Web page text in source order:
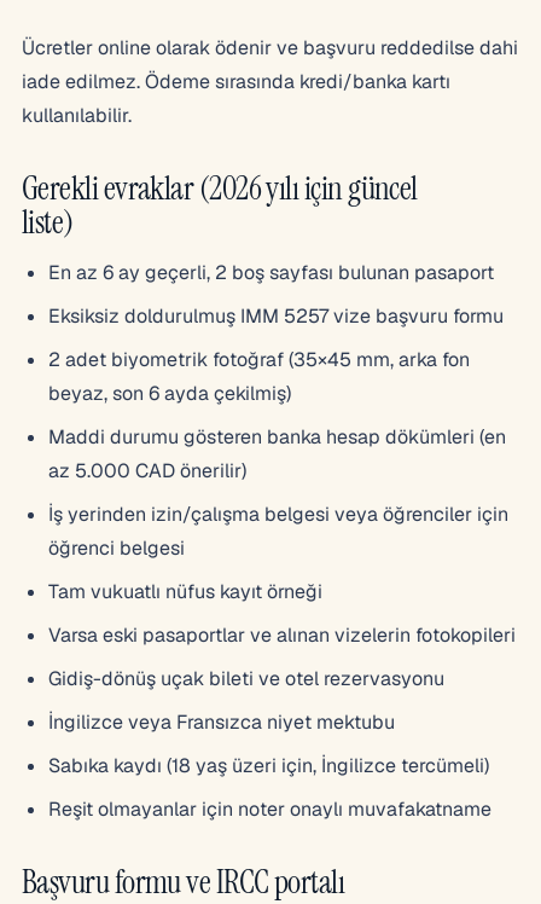
Ücretler online olarak ödenir ve başvuru reddedilse dahi
iade edilmez. Ödeme sırasında kredi/banka kartı
kullanılabilir.
Gerekli evraklar (2026 yılı için güncel
liste)
En az 6 ay geçerli, 2 boş sayfası bulunan pasaport
Eksiksiz doldurulmuş IMM 5257 vize başvuru formu
2 adet biyometrik fotoğraf (35×45 mm, arka fon
beyaz, son 6 ayda çekilmiş)
Maddi durumu gösteren banka hesap dökümleri (en
az 5.000 CAD önerilir)
İş yerinden izin/çalışma belgesi veya öğrenciler için
öğrenci belgesi
Tam vukuatlı nüfus kayıt örneği
Varsa eski pasaportlar ve alınan vizelerin fotokopileri
Gidiş-dönüş uçak bileti ve otel rezervasyonu
İngilizce veya Fransızca niyet mektubu
Sabıka kaydı (18 yaş üzeri için, İngilizce tercümeli)
Reşit olmayanlar için noter onaylı muvafakatname
Başvuru formu ve IRCC portalı